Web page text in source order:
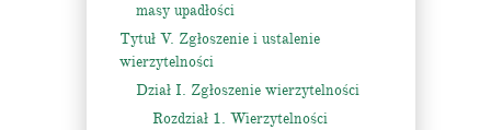
masy upadłości
Tytuł V. Zgłoszenie i ustalenie
wierzytelności
Dział I. Zgłoszenie wierzytelności
Rozdział 1. Wierzytelności